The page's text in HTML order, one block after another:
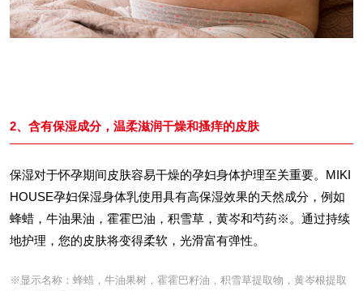
2、含有保湿成分，温柔滋润干燥和搔痒的皮肤
保湿对于怀孕期间皮肤容易干燥的孕妇身体护理至关重要。MIKI
HOUSE孕妇保湿身体乳使用具有高保湿效果的天然成分，例如
蜂蜡，牛油果油，霍霍巴油，积雪草，黄岑和芍药※。通过持续
地护理，您的皮肤将变得柔软，光滑富有弹性。
※显示名称：蜂蜡，牛油果树，霍霍巴籽油，积雪草提取物，黄岑根提取